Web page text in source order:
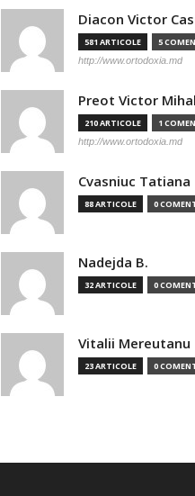
Diacon Victor
581 ARTICOLE 5
http://www.ortodoxia.md
Preot Victor
210 ARTICOLE 1
http://www.ortodoxia.md
Cvasniuc Tatiana
88 ARTICOLE 0
Nadejda B.
32 ARTICOLE 0
Vitalii Mereutanu
23 ARTICOLE 0